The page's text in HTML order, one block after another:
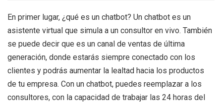
En primer lugar, ¿qué es un chatbot? Un chatbot es un
asistente virtual que simula a un consultor en vivo. También
se puede decir que es un canal de ventas de última
generación, donde estarás siempre conectado con los
clientes y podrás aumentar la lealtad hacia los productos
de tu empresa. Con un chatbot, puedes reemplazar a los
consultores, con la capacidad de trabajar las 24 horas del